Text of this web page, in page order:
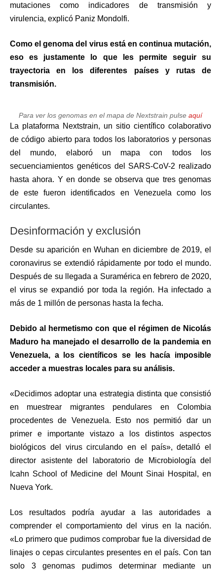
mutaciones como indicadores de transmisión y
virulencia, explicó Paniz Mondolfi.
Como el genoma del virus está en continua mutación,
eso es justamente lo que les permite seguir su
trayectoria en los diferentes países y rutas de
transmisión.
Para ver los genomas en el mapa de Nextstrain pulse aquí
La plataforma Nextstrain, un sitio científico colaborativo
de código abierto para todos los laboratorios y personas
del mundo, elaboró un mapa con todos los
secuenciamientos genéticos del SARS-CoV-2 realizado
hasta ahora. Y en donde se observa que tres genomas
de este fueron identificados en Venezuela como los
circulantes.
Desinformación y exclusión
Desde su aparición en Wuhan en diciembre de 2019, el
coronavirus se extendió rápidamente por todo el mundo.
Después de su llegada a Suramérica en febrero de 2020,
el virus se expandió por toda la región. Ha infectado a
más de 1 millón de personas hasta la fecha.
Debido al hermetismo con que el régimen de Nicolás
Maduro ha manejado el desarrollo de la pandemia en
Venezuela, a los científicos se les hacía imposible
acceder a muestras locales para su análisis.
«Decidimos adoptar una estrategia distinta que consistió
en muestrear migrantes pendulares en Colombia
procedentes de Venezuela. Esto nos permitió dar un
primer e importante vistazo a los distintos aspectos
biológicos del virus circulando en el país», detalló el
director asistente del laboratorio de Microbiología del
Icahn School of Medicine del Mount Sinai Hospital, en
Nueva York.
Los resultados podría ayudar a las autoridades a
comprender el comportamiento del virus en la nación.
«Lo primero que pudimos comprobar fue la diversidad de
linajes o cepas circulantes presentes en el país. Con tan
solo 3 genomas pudimos determinar mediante un